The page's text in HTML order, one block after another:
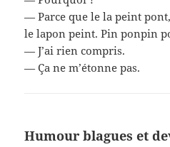
— Parce que le la peint
le lapon peint. Pin ponpin
— J’ai rien compris.
— Ça ne m’étonne pas.
Humour blagues et